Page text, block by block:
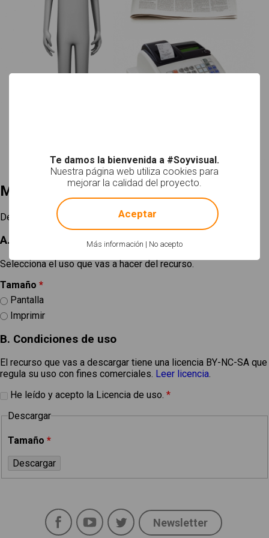
Mi selección
Descargar
A. Elige un tamaño
Selecciona el uso que vas a hacer del recurso.
Tamaño *
Pantalla
Imprimir
B. Condiciones de uso
El recurso que vas a descargar tiene una licencia BY-NC-SA que
regula su uso con fines comerciales. Leer licencia.
He leído y acepto la Licencia de uso. *
Descargar
Tamaño *
Social
FacebookYouTubeTwitter
Newsletter
Te damos la bienvenida a #Soyvisual.
Nuestra página web utiliza cookies para
mejorar la calidad del proyecto.
Más información | No acepto
! Not valid!
Aceptar